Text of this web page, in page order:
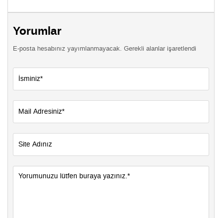
Yorumlar
E-posta hesabınız yayımlanmayacak. Gerekli alanlar işaretlendi